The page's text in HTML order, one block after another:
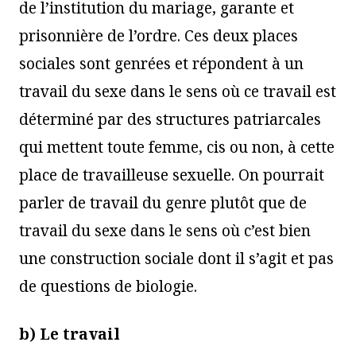
de l’institution du mariage, garante et
prisonnière de l’ordre. Ces deux places
sociales sont genrées et répondent à un
travail du sexe dans le sens où ce travail est
déterminé par des structures patriarcales
qui mettent toute femme, cis ou non, à cette
place de travailleuse sexuelle. On pourrait
parler de travail du genre plutôt que de
travail du sexe dans le sens où c’est bien
une construction sociale dont il s’agit et pas
de questions de biologie.
b) Le travail